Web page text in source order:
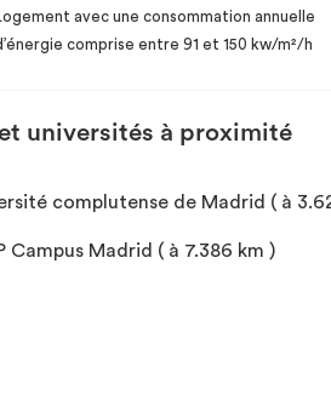
avec une consommation annuelle
comprise entre 91 et 150 kw/m²/h
et universités à proximité
complutense de Madrid ( à
Campus Madrid ( à 7.386 km )